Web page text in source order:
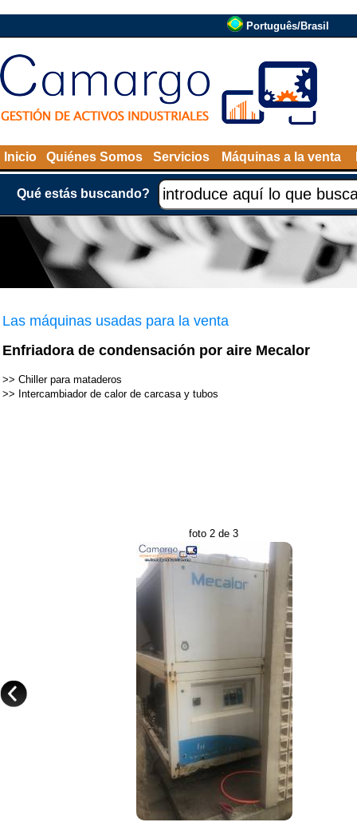
Português/Brasil
Inicio Quiénes Somos Servicios Máquinas a la venta
Qué estás buscando?
Las máquinas usadas para la venta
Enfriadora de condensación por aire Mecalor
>> Chiller para mataderos
>> Intercambiador de calor de carcasa y tubos
foto 2 de 3